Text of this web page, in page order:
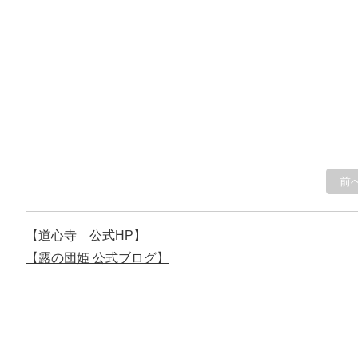
前
【道心寺 公式HP】
【露の団姫 公式ブログ】